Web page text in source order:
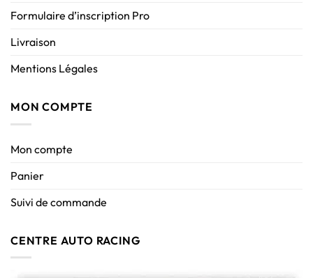
Formulaire d’inscription Pro
Livraison
Mentions Légales
MON COMPTE
Mon compte
Panier
Suivi de commande
CENTRE AUTO RACING